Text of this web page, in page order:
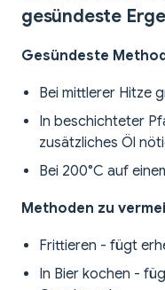
gesündeste
Gesündeste
Bei mittlerer Hitze
In beschichteter
zusätzliches Öl
Bei 200°C auf
Methoden zu
Frittieren - fügt
In Bier kochen -